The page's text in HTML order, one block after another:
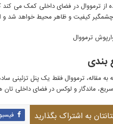
از ترمووال در فضای داخلی کمک می کند
چشمگیر کیفیت و ظاهر محیط خواهد شد
بندی
به مقاله، ترمووال فقط یک پنل تزئینی
ماندگار و لوکس در فضای داخلی تان
به اشتراک بگذارید